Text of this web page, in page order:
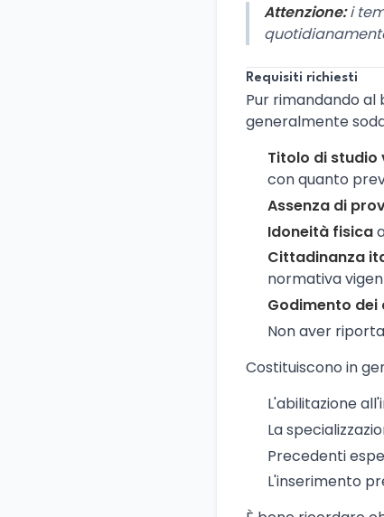
Attenzione:i
Requisiti richiesti
Pur rimandando al
generalmente
Titolo di studio
con quanto
Assenza di
Idoneità fisica
Cittadinanza
normativa
Godimento
Non aver
Costituiscono in
L'abilitazione
La
Precedenti
L'inserimento